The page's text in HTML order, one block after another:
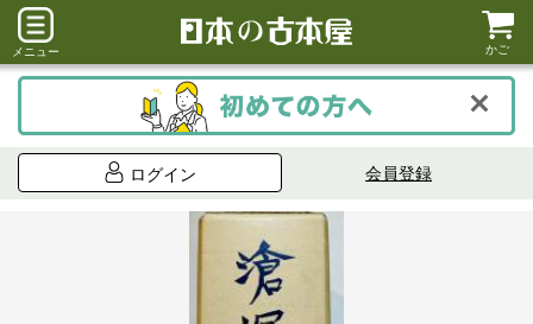
メニュー かご
ログイン 会員登録